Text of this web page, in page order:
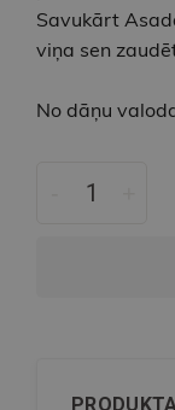
Savukārt
viņa sen
No dāņu